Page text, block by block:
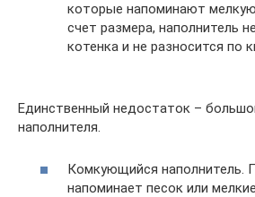
которые напоминают
счет размера, наполнитель
котенка и не разносится по
Единственный недостаток –
наполнителя.
Комкующийся наполнитель.
напоминает песок или